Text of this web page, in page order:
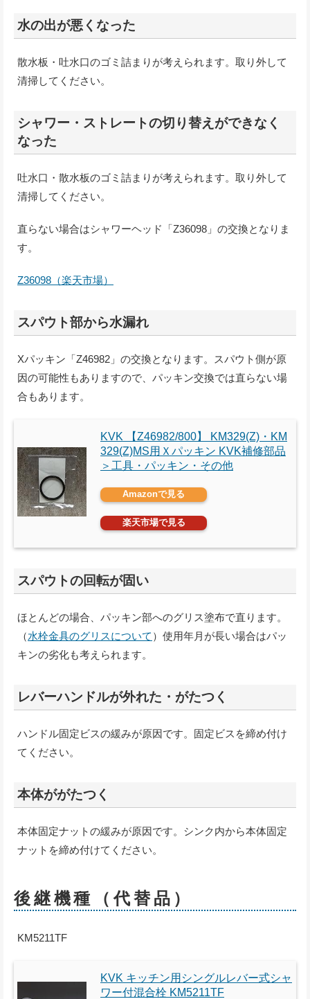
水の出が悪くなった
散水板・吐水口のゴミ詰まりが考えられます。取り外して
清掃してください。
シャワー・ストレートの切り替えができなく
なった
吐水口・散水板のゴミ詰まりが考えられます。取り外して
清掃してください。
直らない場合はシャワーヘッド「Z36098」の交換となりま
す。
Z36098（楽天市場）
スパウト部から水漏れ
Xパッキン「Z46982」の交換となります。スパウト側が原
因の可能性もありますので、パッキン交換では直らない場
合もあります。
KVK 【Z46982/800】 KM329(Z)・KM
329(Z)MS用Ｘパッキン KVK補修部品
＞工具・パッキン・その他
Amazonで見る
楽天市場で見る
スパウトの回転が固い
ほとんどの場合、パッキン部へのグリス塗布で直ります。
（水栓金具のグリスについて ）使用年月が長い場合はパッ
キンの劣化も考えられます。
レバーハンドルが外れた・がたつく
ハンドル固定ビスの緩みが原因です。固定ビスを締め付け
てください。
本体ががたつく
本体固定ナットの緩みが原因です。シンク内から本体固定
ナットを締め付けてください。
後継機種（代替品）
KM5211TF
KVK キッチン用シングルレバー式シャ
ワー付混合栓 KM5211TF